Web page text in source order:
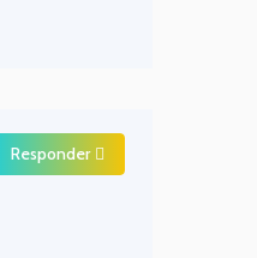
Responder